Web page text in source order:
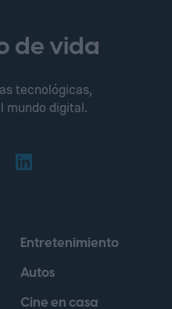
solar que
de vida
tecnológicas,
mundo digital.
Entretenimiento
Autos
Cine en casa